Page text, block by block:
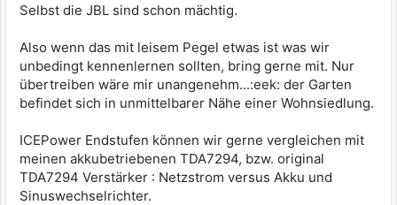
Selbst die JBL sind schon mächtig.
Also wenn das mit leisem Pegel etwas ist was wir
unbedingt kennenlernen sollten, bring gerne mit. Nur
übertreiben wäre mir unangenehm...:eek: der Garten
befindet sich in unmittelbarer Nähe einer Wohnsiedlung.
ICEPower Endstufen können wir gerne vergleichen mit
meinen akkubetriebenen TDA7294, bzw. original
TDA7294 Verstärker : Netzstrom versus Akku und
Sinuswechselrichter.